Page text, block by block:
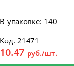
В упаковке: 140
Код: 21471
10.47 руб./шт.